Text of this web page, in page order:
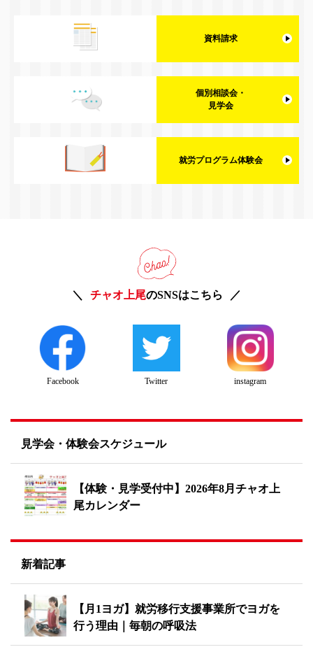
資料請求
個別相談会・
見学会
就労プログラム体験会
チャオ上尾のSNSはこちら
Facebook Twitter instagram
見学会・体験会スケジュール
【体験・見学受付中】2026年8月チャオ上
尾カレンダー
新着記事
【月1ヨガ】就労移行支援事業所でヨガを
行う理由｜毎朝の呼吸法